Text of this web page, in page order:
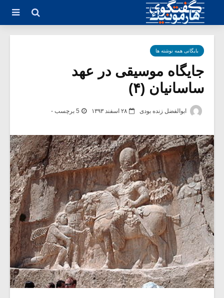
بایگانی همه نوشته ها
جایگاه موسیقی در عهد
ساسانیان (۴)
ابوالفضل زنده بودی ۲۸ اسفند ۱۳۹۳ 5 برچسب -